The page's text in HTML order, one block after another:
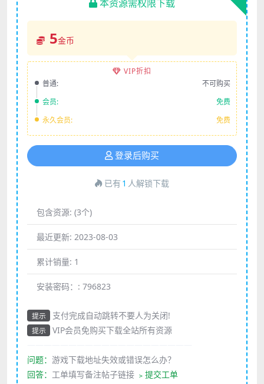
本资源需权限下载
5金币
VIP折扣
普通:
不可购买
会员:
免费
永久会员:
免费
登录后购买
已有 1 人解锁下载
包含资源: (3个)
最近更新: 2023-08-03
累计销量: 1
安装密码：: 796823
提示 支付完成自动跳转不要人为关闭!
提示
VIP会员免购买下载全站所有资源
问题： 游戏下载地址失效或错误怎么办？
回答： 工单填写备注帖子链接 ﹥提交工单